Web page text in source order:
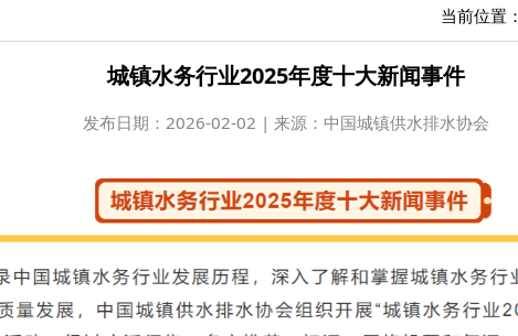
当前位置：
城镇水务行业2025年度十大新闻事件
发布日期： 2026-02-02 | 来源：中国城镇供水排水协会